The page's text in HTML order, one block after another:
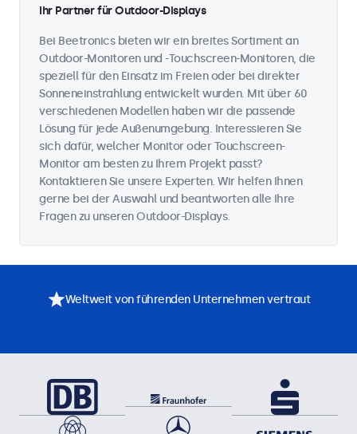
Ihr Partner für Outdoor-Displays
Bei Beetronics bieten wir ein breites Sortiment an
Outdoor-Monitoren und -Touchscreen-Monitoren, die
speziell für den Einsatz im Freien oder bei direkter
Sonneneinstrahlung entwickelt wurden. Mit über 60
verschiedenen Modellen haben wir die passende
Lösung für jede Außenumgebung. Interessieren Sie
sich dafür, welcher Monitor oder Touchscreen-
Monitor am besten zu Ihrem Projekt passt?
Kontaktieren Sie unsere Experten. Wir helfen Ihnen
gerne bei der Auswahl und beantworten alle Ihre
Fragen zu unseren Outdoor-Displays.
Weltweit von führenden Unternehmen vertraut